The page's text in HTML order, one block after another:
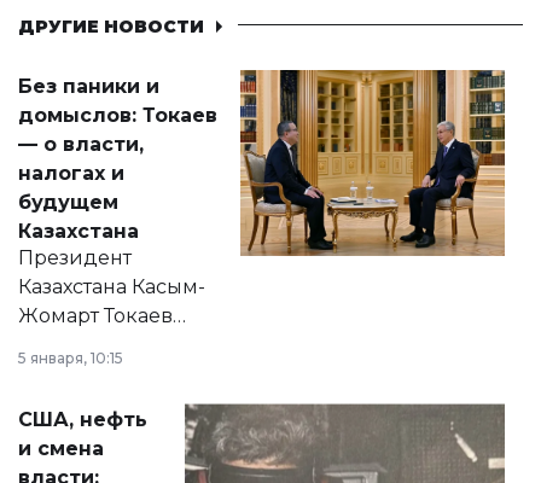
ДРУГИЕ НОВОСТИ
Без паники и
домыслов: Токаев
— о власти,
налогах и
будущем
Казахстана
Президент
Казахстана Касым-
Жомарт Токаев
сразу несколько
актуальных тем —
от слухов о
политических
5 января, 10:15
США, нефть
и смена
власти: